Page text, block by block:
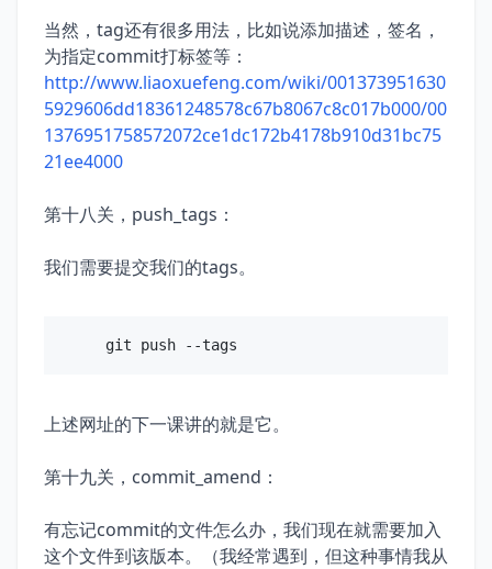
当然，tag还有很多用法，比如说添加描述，签名，
为指定commit打标签等：
http://www.liaoxuefeng.com/wiki/001373951630
5929606dd18361248578c67b8067c8c017b000/00
1376951758572072ce1dc172b4178b910d31bc75
21ee4000
第十八关，push_tags：
我们需要提交我们的tags。
上述网址的下一课讲的就是它。
第十九关，commit_amend：
有忘记commit的文件怎么办，我们现在就需要加入
这个文件到该版本。（我经常遇到，但这种事情我从